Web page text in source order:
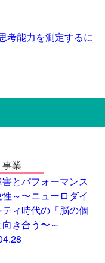
考能力を測定するに
業
とパフォーマンス
～〜ニューロダイ
ィ時代の「脳の個
き合う〜～